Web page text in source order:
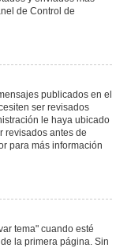
de Control de
publicados en el
ser revisados
le haya ubicado
revisados antes de
para más información
tema" cuando esté
la primera página. Sin